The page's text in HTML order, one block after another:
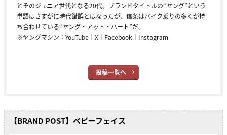
とそのジュニア世代となる20代。ブランドタイトルの“ヤング”という
単語はさすがに時代錯誤とはなったが、信条はバイク乗りの多くが持
ち合わせている“ヤング・アット・ハート”だ。
※ヤングマシン： YouTube ｜ X ｜ Facebook ｜ Instagram
投稿一覧へ
【BRAND POST】ベビーフェイス